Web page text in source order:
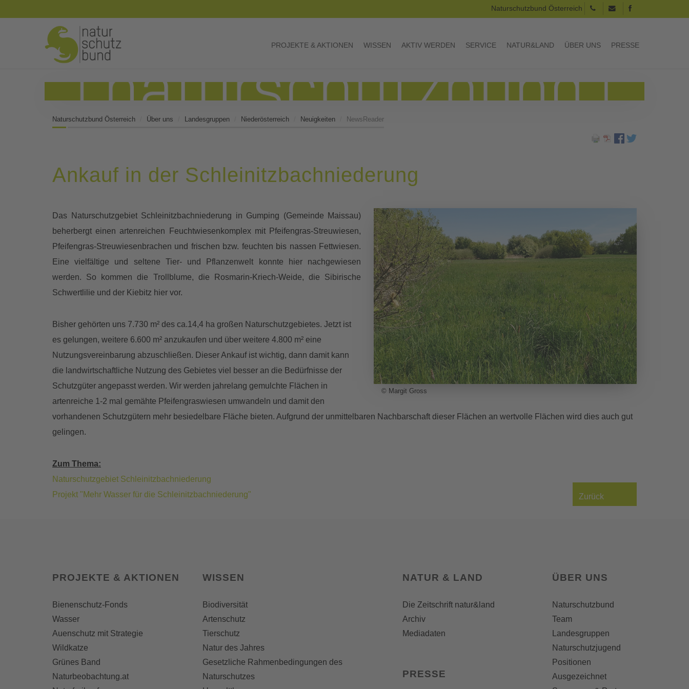
Naturschutzbund Österreich
PROJEKTE & AKTIONEN WISSEN AKTIV WERDEN SERVICE NATUR&LAND ÜBER UNS PRESSE
Naturschutzbund Österreich Über uns Landesgruppen Niederösterreich Neuigkeiten NewsReader
Ankauf in der Schleinitzbachniederung
© Margit Gross
Das Naturschutzgebiet Schleinitzbachniederung in Gumping (Gemeinde Maissau)
beherbergt einen artenreichen Feuchtwiesenkomplex mit Pfeifengras-Streuwiesen,
Pfeifengras-Streuwiesenbrachen und frischen bzw. feuchten bis nassen Fettwiesen.
Eine vielfältige und seltene Tier- und Pflanzenwelt konnte hier nachgewiesen
werden. So kommen die Trollblume, die Rosmarin-Kriech-Weide, die Sibirische
Schwertlilie und der Kiebitz hier vor.
Bisher gehörten uns 7.730 m² des ca.14,4 ha großen Naturschutzgebietes. Jetzt ist
es gelungen, weitere 6.600 m² anzukaufen und über weitere 4.800 m² eine
Nutzungsvereinbarung abzuschließen. Dieser Ankauf ist wichtig, dann damit kann
die landwirtschaftliche Nutzung des Gebietes viel besser an die Bedürfnisse der
Schutzgüter angepasst werden. Wir werden jahrelang gemulchte Flächen in
artenreiche 1-2 mal gemähte Pfeifengraswiesen umwandeln und damit den
vorhandenen Schutzgütern mehr besiedelbare Fläche bieten. Aufgrund der unmittelbaren Nachbarschaft dieser Flächen an wertvolle Flächen wird dies auch gut
gelingen.
Zum Thema:
Naturschutzgebiet Schleinitzbachniederung
Projekt "Mehr Wasser für die Schleinitzbachniederung"
Zurück
PROJEKTE & AKTIONEN
Bienenschutz-Fonds
Wasser
Auenschutz mit Strategie
Wildkatze
Grünes Band
Naturbeobachtung.at
WISSEN
Biodiversität
Artenschutz
Tierschutz
Natur des Jahres
Gesetzliche Rahmenbedingungen des
Naturschutzes
NATUR & LAND
Die Zeitschrift natur&land
Archiv
Mediadaten
PRESSE
ÜBER UNS
Naturschutzbund
Team
Landesgruppen
Naturschutzjugend
Positionen
Ausgezeichnet